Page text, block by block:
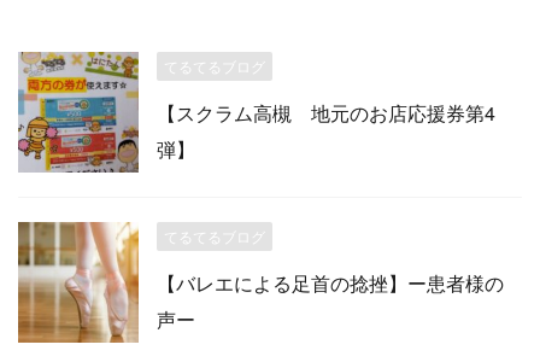
てるてるブログ
【スクラム高槻 地元のお店応援券第4
弾】
てるてるブログ
【バレエによる足首の捻挫】ー患者様の
声ー